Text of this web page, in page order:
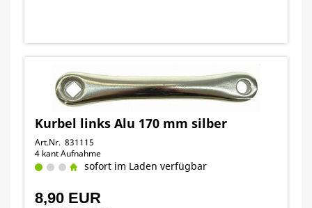
Kurbel links Alu 170 mm silber
Art.Nr. 831115
4 kant Aufnahme
sofort im Laden verfügbar
8,90 EUR